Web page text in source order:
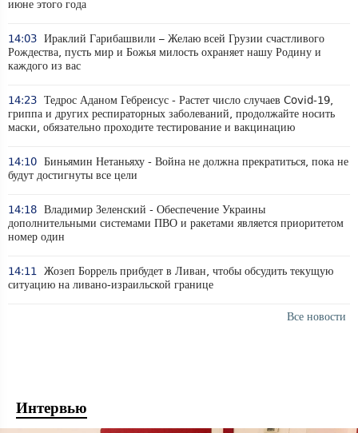
июне этого года
14:03 Ираклий Гарибашвили – Желаю всей Грузии счастливого
Рождества, пусть мир и Божья милость охраняет нашу Родину и
каждого из вас
14:23 Тедрос Аданом Гебреисус - Растет число случаев Covid-19,
гриппа и других респираторных заболеваний, продолжайте носить
маски, обязательно проходите тестирование и вакцинацию
14:10 Биньямин Нетаньяху - Война не должна прекратиться, пока не
будут достигнуты все цели
14:18 Владимир Зеленский - Обеспечение Украины
дополнительными системами ПВО и ракетами является приоритетом
номер один
14:11
Жозеп Боррель прибудет в Ливан, чтобы обсудить текущую
ситуацию на ливано-израильской границе
Все новости
Интервью